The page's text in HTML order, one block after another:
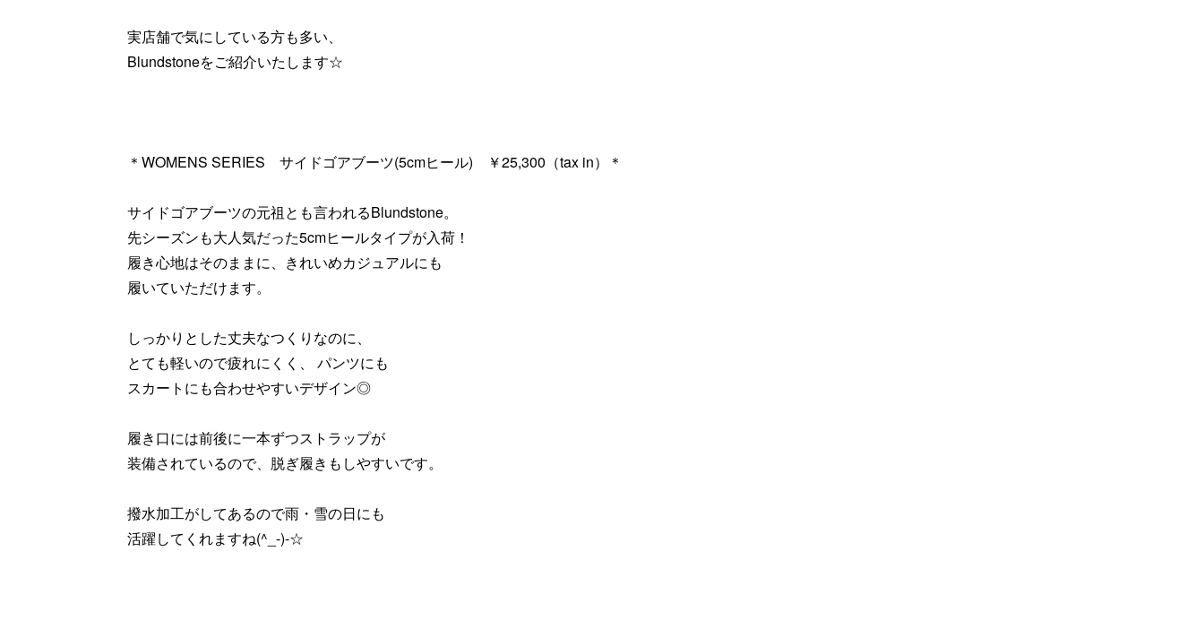
実店舗で気にしている方も多い、
Blundstoneをご紹介いたします☆
＊WOMENS SERIES サイドゴアブーツ(5cmヒール) ￥25,300（tax in）＊
サイドゴアブーツの元祖とも言われるBlundstone。
先シーズンも大人気だった5cmヒールタイプが入荷！
履き心地はそのままに、きれいめカジュアルにも
履いていただけます。
しっかりとした丈夫なつくりなのに、
とても軽いので疲れにくく、 パンツにも
スカートにも合わせやすいデザイン◎
履き口には前後に一本ずつストラップが
装備されているので、脱ぎ履きもしやすいです。
撥水加工がしてあるので雨・雪の日にも
活躍してくれますね(^_-)-☆